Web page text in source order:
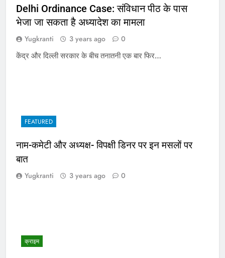
Delhi Ordinance Case: संविधान पीठ के पास
भेजा जा सकता है अध्यादेश का मामला
Yugkranti 3 years ago 0
केंद्र और दिल्ली सरकार के बीच तनातनी एक बार फिर…
FEATURED
नाम-कमेटी और अध्यक्ष- विपक्षी डिनर पर इन मसलों पर
बात
Yugkranti 3 years ago 0
क्राइम